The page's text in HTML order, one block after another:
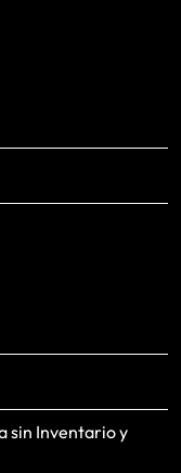
sin Inventario y